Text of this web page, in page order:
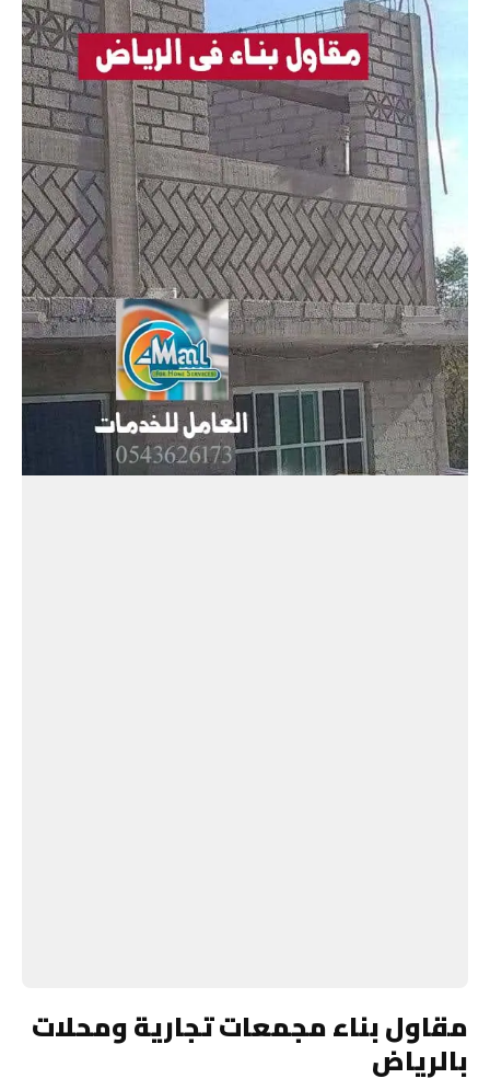
مقاول بناء مجمعات تجارية ومحلات
بالرياض